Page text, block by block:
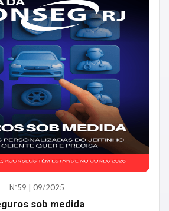
Nº59 | 09/2025
sob medida